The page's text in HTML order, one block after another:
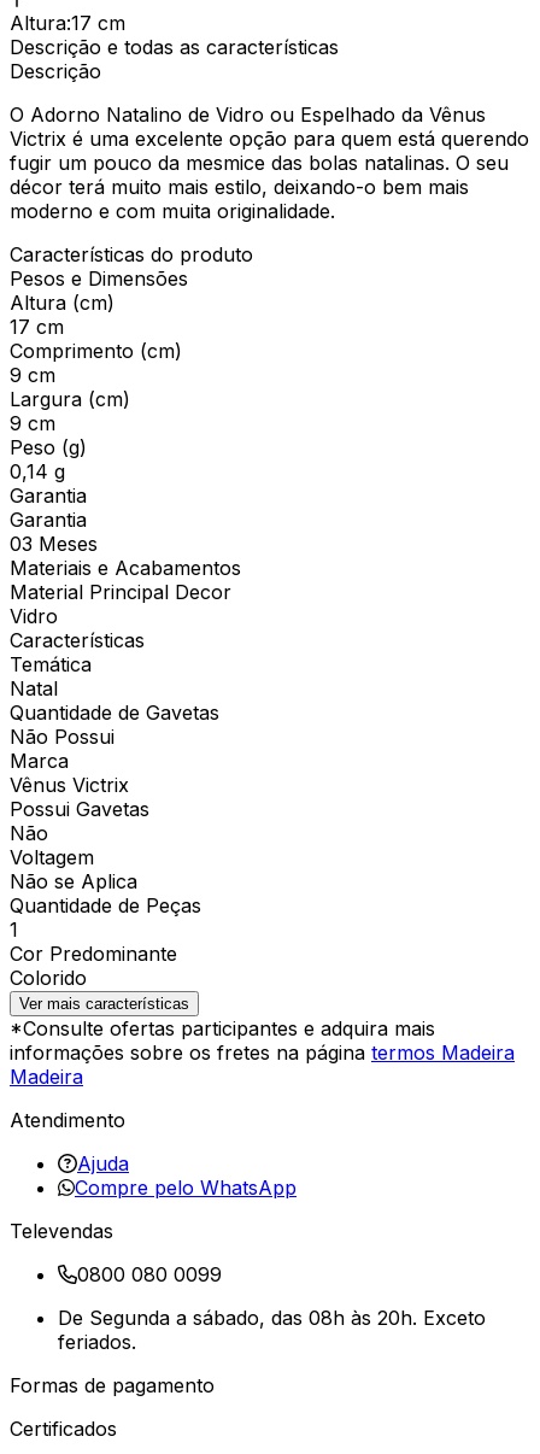
Altura:17 cm
Descrição e todas as características
Descrição
O Adorno Natalino de Vidro ou Espelhado da Vênus
Victrix é uma excelente opção para quem está querendo
fugir um pouco da mesmice das bolas natalinas. O seu
décor terá muito mais estilo, deixando-o bem mais
moderno e com muita originalidade.
Características do produto
Pesos e Dimensões
Altura (cm)
17 cm
Comprimento (cm)
9 cm
Largura (cm)
9 cm
Peso (g)
0,14 g
Garantia
Garantia
03 Meses
Materiais e Acabamentos
Material Principal Decor
Vidro
Características
Temática
Natal
Quantidade de Gavetas
Não Possui
Marca
Vênus Victrix
Possui Gavetas
Não
Voltagem
Não se Aplica
Quantidade de Peças
1
Cor Predominante
Colorido
Ver mais características
*Consulte ofertas participantes e adquira mais
informações sobre os fretes na página termos Madeira
Madeira
Atendimento
Ajuda
Compre pelo WhatsApp
Televendas
0800 080 0099
De Segunda a sábado, das 08h às 20h. Exceto
feriados.
Formas de pagamento
Certificados